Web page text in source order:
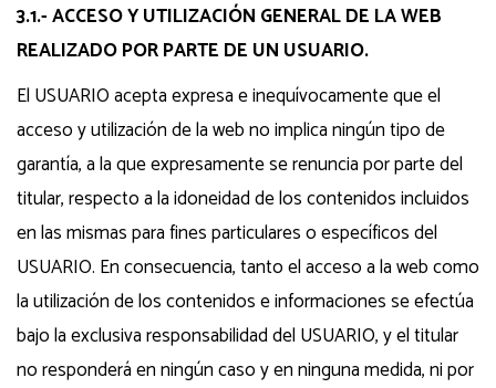
3.1.- ACCESO Y UTILIZACIÓN GENERAL DE LA WEB
REALIZADO POR PARTE DE UN USUARIO.
El USUARIO acepta expresa e inequívocamente que el
acceso y utilización de la web no implica ningún tipo de
garantía, a la que expresamente se renuncia por parte del
titular, respecto a la idoneidad de los contenidos incluidos
en las mismas para fines particulares o específicos del
USUARIO. En consecuencia, tanto el acceso a la web como
la utilización de los contenidos e informaciones se efectúa
bajo la exclusiva responsabilidad del USUARIO, y el titular
no responderá en ningún caso y en ninguna medida, ni por